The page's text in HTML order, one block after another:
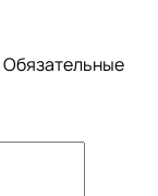
Обязательные